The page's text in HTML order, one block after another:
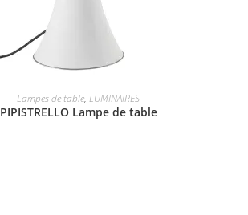
Lampes de table, LUMINAIRES
PIPISTRELLO Lampe de table